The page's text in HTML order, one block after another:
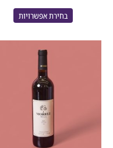
בחירת אפשרויות